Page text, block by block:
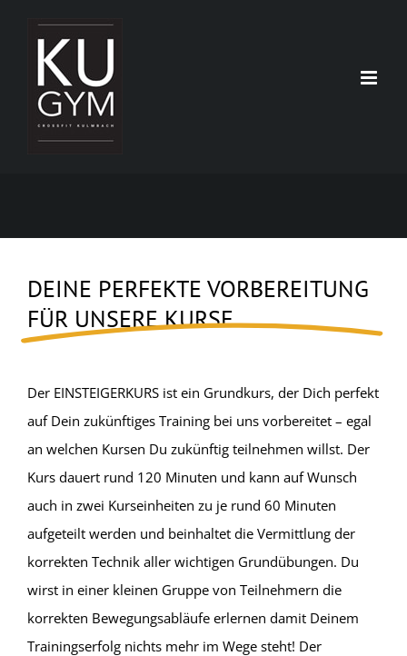
springen
DEINE PERFEKTE VORBEREITUNG
FÜR UNSERE KURSE
Der EINSTEIGERKURS ist ein Grundkurs, der Dich perfekt
auf Dein zukünftiges Training bei uns vorbereitet – egal
an welchen Kursen Du zukünftig teilnehmen willst. Der
Kurs dauert rund 120 Minuten und kann auf Wunsch
auch in zwei Kurseinheiten zu je rund 60 Minuten
aufgeteilt werden und beinhaltet die Vermittlung der
korrekten Technik aller wichtigen Grundübungen. Du
wirst in einer kleinen Gruppe von Teilnehmern die
korrekten Bewegungsabläufe erlernen damit Deinem
Trainingserfolg nichts mehr im Wege steht! Der